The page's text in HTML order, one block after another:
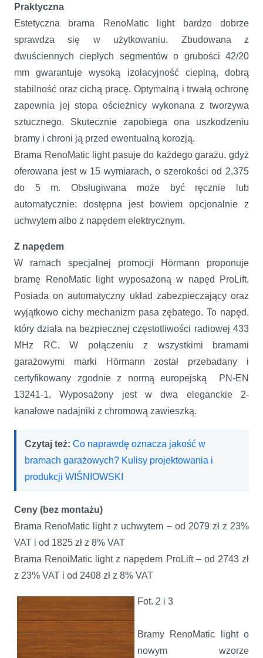
Praktyczna
Estetyczna brama RenoMatic light bardzo dobrze
sprawdza się w użytkowaniu. Zbudowana z
dwuściennych ciepłych segmentów o grubości 42/20
mm gwarantuje wysoką izolacyjność cieplną, dobrą
stabilność oraz cichą pracę. Optymalną i trwałą ochronę
zapewnia jej stopa ościeżnicy wykonana z tworzywa
sztucznego. Skutecznie zapobiega ona uszkodzeniu
bramy i chroni ją przed ewentualną korozją.
Brama RenoMatic light pasuje do każdego garażu, gdyż
oferowana jest w 15 wymiarach, o szerokości od 2,375
do 5 m. Obsługiwana może być ręcznie lub
automatycznie: dostępna jest bowiem opcjonalnie z
uchwytem albo z napędem elektrycznym.
Z napędem
W ramach specjalnej promocji Hörmann proponuje
bramę RenoMatic light wyposażoną w napęd ProLift.
Posiada on automatyczny układ zabezpieczający oraz
wyjątkowo cichy mechanizm pasa zębatego. To napęd,
który działa na bezpiecznej częstotliwości radiowej 433
MHz RC. W połączeniu z wszystkimi bramami
garażowymi marki Hörmann został przebadany i
certyfikowany zgodnie z normą europejską PN-EN
13241-1. Wyposażony jest w dwa eleganckie 2-
kanałowe nadajniki z chromową zawieszką.
Czytaj też: Co naprawdę oznacza jakość w
bramach garażowych? Kulisy projektowania i
produkcji WIŚNIOWSKI
Ceny (bez montażu)
Brama RenoMatic light z uchwytem – od 2079 zł z 23%
VAT i od 1825 zł z 8% VAT
Brama RenoiMatic light z napędem ProLift – od 2743 zł
z 23% VAT i od 2408 zł z 8% VAT
Fot. 2 i 3
Bramy RenoMatic light o
nowym wzorze